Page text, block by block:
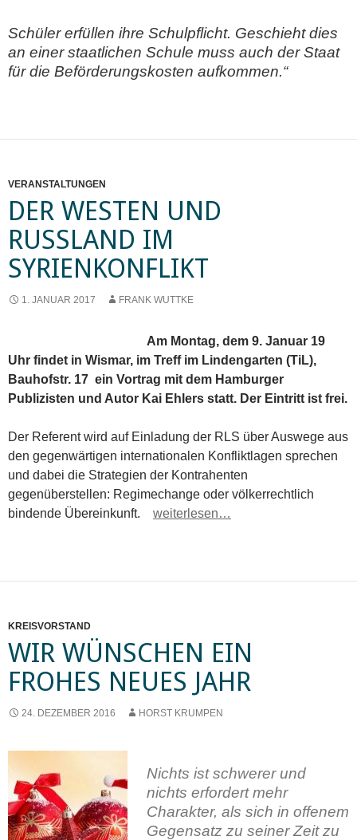
Schüler erfüllen ihre Schulpflicht. Geschieht dies
an einerstaatlichen Schule muss auch derStaat
für die Beförderungskosten aufkommen.“
VERANSTALTUNGEN
DER WESTEN UND
RUSSLAND IM
SYRIENKONFLIKT
1. JANUAR 2017 FRANK WUTTKE
Am Montag, dem 9. Januar 19
Uhr findet in Wismar, im Treff im Lindengarten (TiL),
Bauhofstr. 17 ein Vortrag mit dem Hamburger
Publizisten und Autor Kai Ehlers statt. Der Eintritt ist frei.
Der Referent wird auf Einladung der RLS über Auswege aus
den gegenwärtigen internationalen Konfliktlagen sprechen
und dabei die Strategien der Kontrahenten
gegenüberstellen: Regimechange oder völkerrechtlich
bindende Übereinkunft. weiterlesen…
KREISVORSTAND
WIR WÜNSCHEN EIN
FROHES NEUES JAHR
24. DEZEMBER 2016 HORST KRUMPEN
Nichts ist schwerer und
nichts erfordert mehr
Charakter, als sich in offenem
Gegensatz zu seiner Zeit zu